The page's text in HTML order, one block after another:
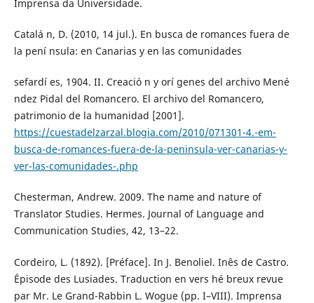
Imprensa da Universidade.
Catalá n, D. (2010, 14 jul.). En busca de romances fuera de
la pení nsula: en Canarias y en las comunidades
sefardí es, 1904. II. Creació n y orí genes del archivo Mené
ndez Pidal del Romancero. El archivo del Romancero,
patrimonio de la humanidad [2001].
https://cuestadelzarzal.blogia.com/2010/071301-4.-em-
busca-de-romances-fuera-de-la-peninsula-ver-canarias-y-
ver-las-comunidades-.php
Chesterman, Andrew. 2009. The name and nature of
Translator Studies. Hermes. Journal of Language and
Communication Studies, 42, 13–22.
Cordeiro, L. (1892). [Préface]. In J. Benoliel. Inês de Castro.
Épisode des Lusiades. Traduction en vers hé breux revue
par Mr. Le Grand-Rabbin L. Wogue (pp. I–VIII). Imprensa